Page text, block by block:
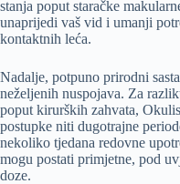
stanja poput staračke
unaprijedi vaš vid i umanji
kontaktnih leća.
Nadalje, potpuno prirodni
neželjenih nuspojava. Za
poput kirurških zahvata,
postupke niti dugotrajne
nekoliko tjedana redovne
mogu postati primjetne, pod
doze.